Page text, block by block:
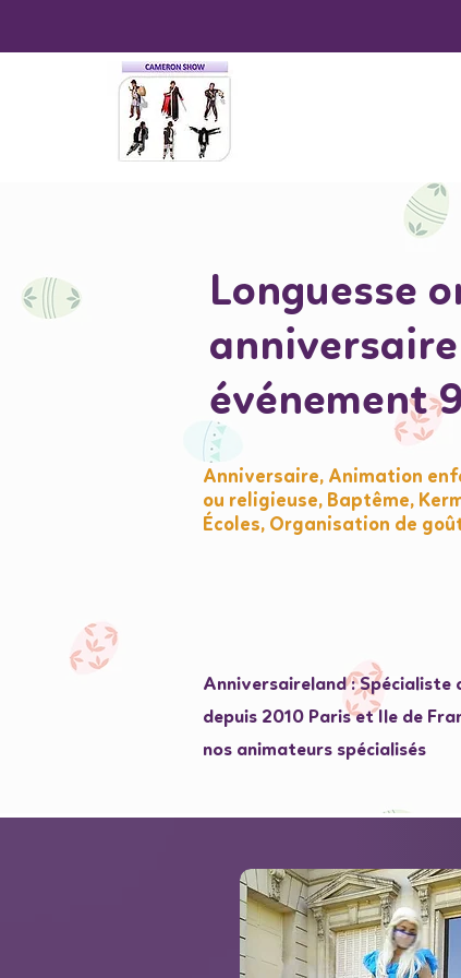
Longuesse
événement
Anniversaire, Animation
ou religieuse, Baptême,
Écoles, Organisation de
Anniversaireland :
depuis 2010 Paris et Ile de
nos animateurs spécialisés